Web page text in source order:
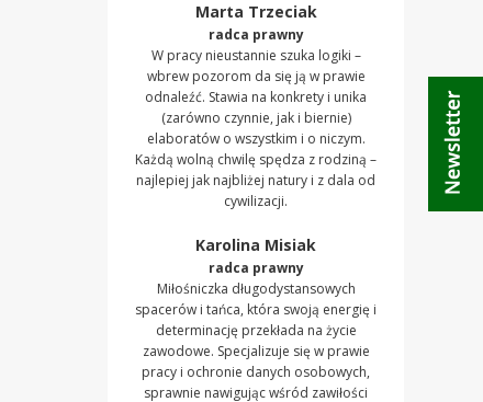
Marta Trzeciak
radca prawny
W pracy nieustannie szuka logiki –
wbrew pozorom da się ją w prawie
odnaleźć. Stawia na konkrety i unika
(zarówno czynnie, jak i biernie)
elaboratów o wszystkim i o niczym.
Każdą wolną chwilę spędza z rodziną –
najlepiej jak najbliżej natury i z dala od
cywilizacji.
Karolina Misiak
radca prawny
Miłośniczka długodystansowych
spacerów i tańca, która swoją energię i
determinację przekłada na życie
zawodowe. Specjalizuje się w prawie
pracy i ochronie danych osobowych,
sprawnie nawigując wśród zawiłości